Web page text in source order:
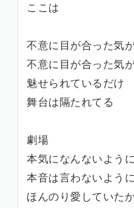
ここは
不意に目が合った気
不意に目が合った気
魅せられているだけ
舞台は隔たれてる
劇場
本気になんないように
本音は言わないように
ほんのり愛していた